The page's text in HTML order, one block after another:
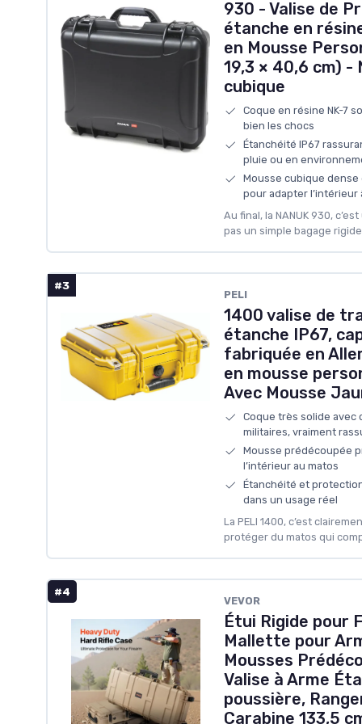
930 - Valise de
étanche en
en Mousse
19,3 × 40,6 cm) -
cubique
Coque en résine NK-7
bien les chocs
Étanchéité IP67
pluie ou en
Mousse cubique
pour adapter l’intérieur
Au final, la NANUK 930,
pas un simple bagage
#3
PELI
1400 valise de
étanche IP67,
fabriquée en
en mousse
Avec Mousse
Coque très solide avec
militaires, vraiment
Mousse prédécoupée
l’intérieur au matos
Étanchéité et
dans un usage réel
La PELI 1400, c’est
protéger du matos qui
#4
VEVOR
Étui Rigide pour
Mallette pour
Mousses
Valise à Arme
poussière,
Carabine 133,5